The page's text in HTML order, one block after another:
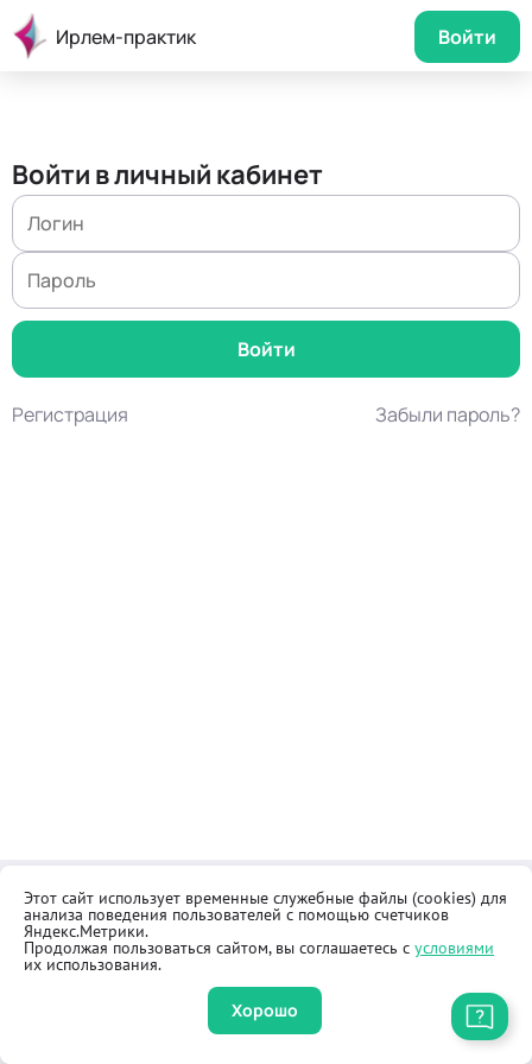
Ирлем-практик Войти
Войти в личный кабинет
Регистрация Забыли пароль?
Контакты
Как купить
Общественная приёмная
Реквизиты
Оферта
Правила продажи товаров
Этот сайт использует временные служебные файлы (cookies) для
анализа поведения пользователей с помощью счетчиков
Яндекс.Метрики.
Продолжая пользоваться сайтом, вы соглашаетесь с условиями
их использования.
Хорошо